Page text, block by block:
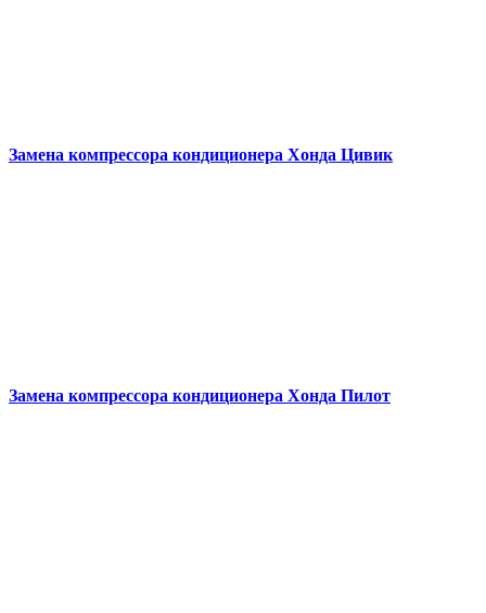
Замена компрессора кондиционера Хонда Цивик
Замена компрессора кондиционера Хонда Пилот